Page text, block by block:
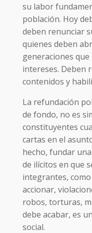
su labor
población. Hoy
deben renunciar
quienes deben
generaciones
intereses. Deben
contenidos y
La refundación
de fondo, no es
constituyentes
cartas en el
hecho, fundar
de ilícitos en que
integrantes,
accionar,
robos, torturas,
debe acabar, es
social.